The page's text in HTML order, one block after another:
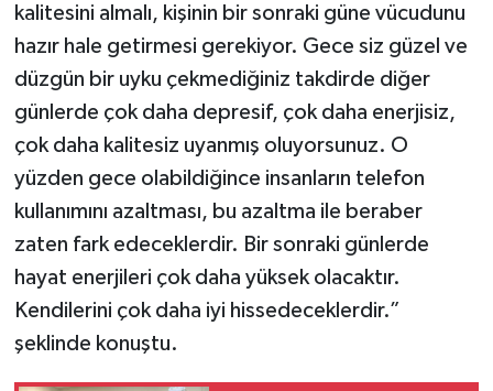
kalitesini almalı, kişinin bir sonraki güne vücudunu
hazır hale getirmesi gerekiyor. Gece siz güzel ve
düzgün bir uyku çekmediğiniz takdirde diğer
günlerde çok daha depresif, çok daha enerjisiz,
çok daha kalitesiz uyanmış oluyorsunuz. O
yüzden gece olabildiğince insanların telefon
kullanımını azaltması, bu azaltma ile beraber
zaten fark edeceklerdir. Bir sonraki günlerde
hayat enerjileri çok daha yüksek olacaktır.
Kendilerini çok daha iyi hissedeceklerdir.”
şeklinde konuştu.